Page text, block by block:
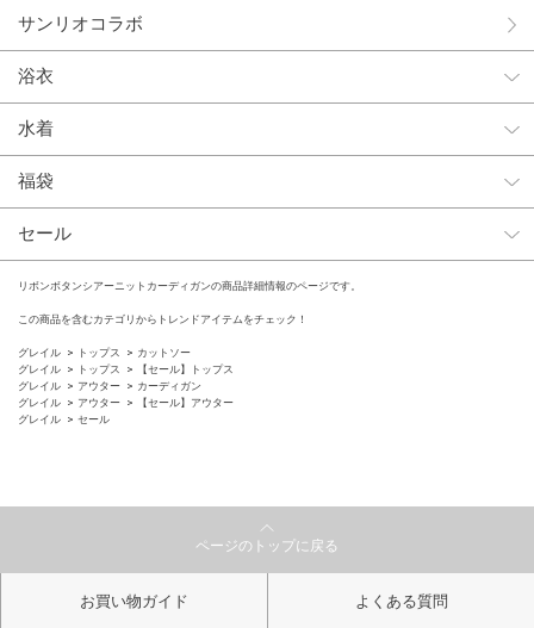
サンリオコラボ
浴衣
水着
福袋
セール
リボンボタンシアーニットカーディガンの商品詳細情報のページです。
この商品を含むカテゴリからトレンドアイテムをチェック！
グレイル トップス
カットソー
グレイル
トップス
【セール】トップス
グレイル
アウター
カーディガン
グレイル
アウター
【セール】アウター
グレイル
セール
ページのトップに戻る
お買い物ガイド よくある質問